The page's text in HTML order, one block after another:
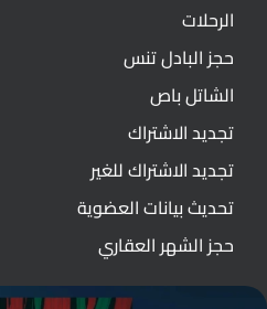
الرحلات
حجز البادل تنس
الشاتل باص
تجديد الاشتراك
تجديد الاشتراك للغير
تحديث بيانات العضوية
حجز الشهر العقاري